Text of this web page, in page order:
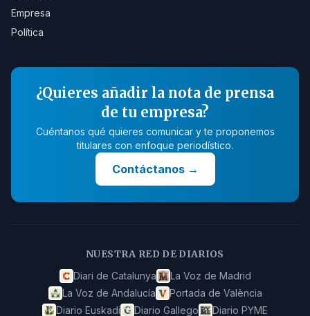
Empresa
Política
¿Quieres añadir la nota de prensa
de tu empresa?
Cuéntanos qué quieres comunicar y te proponemos
titulares con enfoque periodístico.
Contáctanos→
NUESTRA RED DE DIARIOS
Diari de Catalunya
La Voz de Madrid
La Voz de Andalucía
Portada de València
Diario Euskadi
Diario Gallego Diario PYME